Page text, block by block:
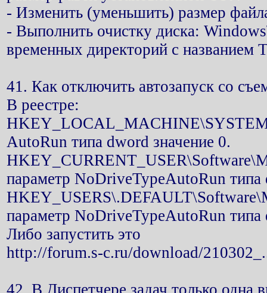
- Изменить (уменьшить) размер
- Выполнить очистку диска:
временных директорий с названием
41. Как отключить автозапуск со
В реестре:
AutoRun типа dword значение 0.
параметр NoDriveTypeAutoRun типа
параметр NoDriveTypeAutoRun типа
Либо запустить это
http://forum.s-c.ru/download/
42. В Диспетчере задач только одна